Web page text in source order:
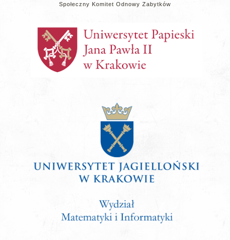
Społeczny Komitet Odnowy Zabytków